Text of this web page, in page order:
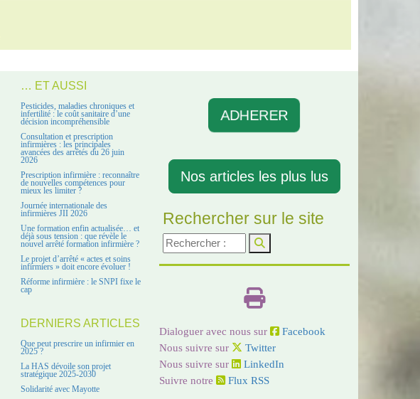
… ET AUSSI
Pesticides, maladies chroniques et
infertilité : le coût sanitaire d’une
décision incompréhensible
Consultation et prescription
infirmières : les principales
avancées des arrêtés du 26 juin
2026
Prescription infirmière : reconnaître
de nouvelles compétences pour
mieux les limiter ?
Journée internationale des
infirmières JII 2026
Une formation enfin actualisée… et
déjà sous tension : que révèle le
nouvel arrêté formation infirmière ?
Le projet d’arrêté « actes et soins
infirmiers » doit encore évoluer !
Réforme infirmière : le SNPI fixe le
cap
DERNIERS ARTICLES
Que peut prescrire un infirmier en
2025 ?
La HAS dévoile son projet
stratégique 2025-2030
Solidarité avec Mayotte
ADHERER
Nos articles les plus lus
Rechercher sur le site
Dialoguer avec nous sur
Facebook
Nous suivre sur
Twitter
Nous suivre sur
LinkedIn
Suivre notre
Flux RSS